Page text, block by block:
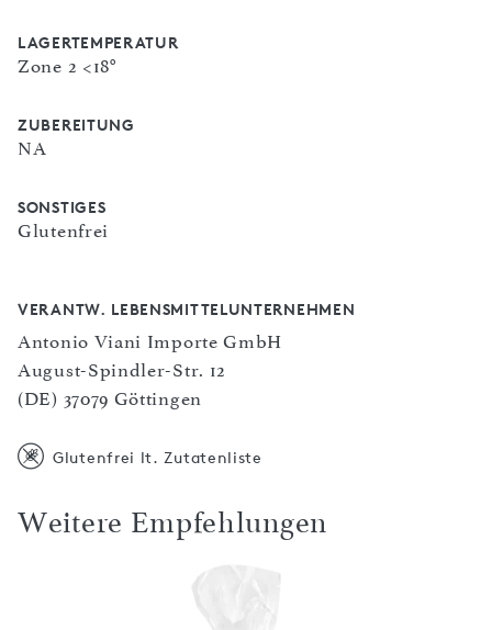
LAGERTEMPERATUR
Zone 2 <18°
ZUBEREITUNG
NA
SONSTIGES
Glutenfrei
VERANTW. LEBENSMITTELUNTERNEHMEN
Antonio Viani Importe GmbH
August-Spindler-Str. 12
(DE) 37079 Göttingen
Glutenfrei lt. Zutatenliste
Weitere Empfehlungen